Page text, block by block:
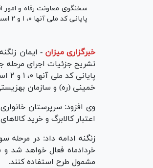
سخنگوی معاونت رفاه و امور
پایانی کد ملی آنها ۰، ۱ و ۲ است، از ۱۵ خردادماه فعال می‌شود.
خبرگزاری میزان - ایمان
تشریح جزئیات اجرای مرحله
خمینی (ره) و سازمان
اعتبار کالابرگ و خرید
خردادماه فعال خواهد شد و
مشمول طرح استفاده کنند.